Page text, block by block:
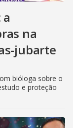
na
jubarte
bióloga sobre o
e proteção